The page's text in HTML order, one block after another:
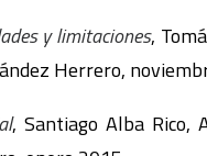
y limitaciones,
Herrero,
, Santiago Alba Rico,